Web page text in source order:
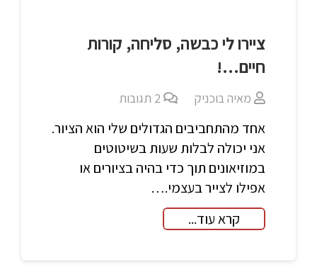
ציירו לי כבשה, סליחה, קורות
חיים…!
מאיה בוכניק 2 תגובות
אחד מהתחביבים הגדולים שלי הוא הציור.
אני יכולה לבלות שעות בשיטוטים
במוזיאונים תוך כדי בהיה בציורים או
אפילו לצייר בעצמי.…
קרא עוד...